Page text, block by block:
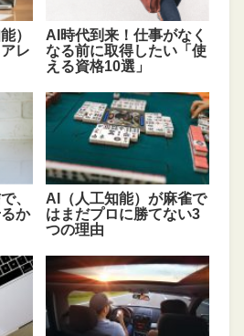
）
レ
AI時代到来！仕事がなく
なる前に取得したい「使
える資格10選」
、
か
AI（人工知能）が麻雀で
はまだプロに勝てない3
つの理由